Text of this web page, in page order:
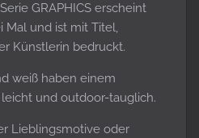
GRAPHICS erscheint
Mal und ist mit Titel,
Künstlerin bedruckt.
weiß haben einem
und outdoor-tauglich.
Lieblingsmotive oder